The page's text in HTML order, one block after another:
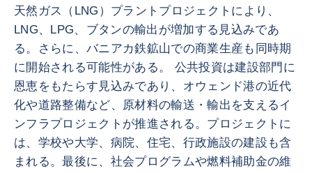
天然ガス（LNG）プラントプロジェクトにより、
LNG、LPG、ブタンの輸出が増加する見込みであ
る。さらに、バニアカ鉄鉱山での商業生産も同時期
に開始される可能性がある。 公共投資は建設部門に
恩恵をもたらす見込みであり、オウェンド港の近代
化や道路整備など、原材料の輸送・輸出を支えるイ
ンフラプロジェクトが推進される。プロジェクトに
は、学校や大学、病院、住宅、行政施設の建設も含
まれる。最後に、社会プログラムや燃料補助金の維